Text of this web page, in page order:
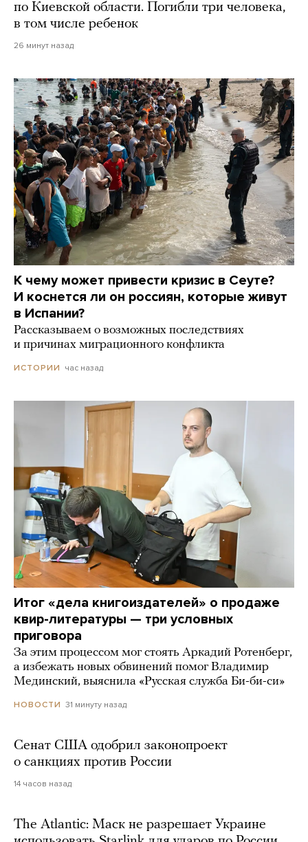
по Киевской области. Погибли три человека,
в том числе ребенок
26 минут назад
К чему может привести кризис в Сеуте?
И коснется ли он россиян, которые живут
в Испании?
Рассказываем о возможных последствиях
и причинах миграционного конфликта
ИСТОРИИ час назад
Итог «дела книгоиздателей» о продаже
квир-литературы — три условных
приговора
За этим процессом мог стоять Аркадий Ротенберг,
а избежать новых обвинений помог Владимир
Мединский, выяснила «Русская служба Би-би-си»
НОВОСТИ 31 минуту назад
Сенат США одобрил законопроект
о санкциях против России
14 часов назад
The Atlantic: Маск не разрешает Украине